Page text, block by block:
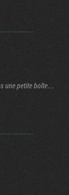
une petite boîte…